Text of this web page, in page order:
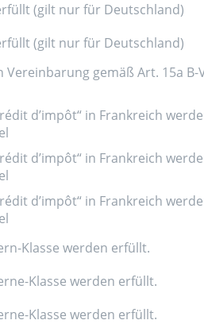
(gilt nur für Deutschland)
(gilt nur für Deutschland)
gemäß Art. 15a
d’impôt“ in Frankreich
d’impôt“ in Frankreich
d’impôt“ in Frankreich
Klasse werden erfüllt.
Klasse werden erfüllt.
Klasse werden erfüllt.